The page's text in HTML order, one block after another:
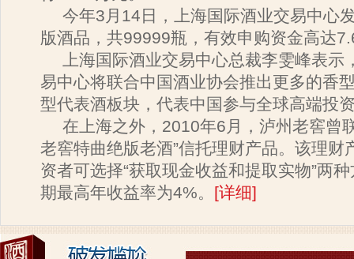
今年3月14日，上海国际酒业交易中心
版酒品，共99999瓶，有效申购资金高达
上海国际酒业交易中心总裁李雯峰表
易中心将联合中国酒业协会推出更多的香
型代表酒板块，代表中国参与全球高端投
在上海之外，2010年6月，泸州老窖曾
老窖特曲绝版老酒”信托理财产品。该理财
资者可选择“获取现金收益和提取实物”两
期最高年收益率为4%。 [详细]